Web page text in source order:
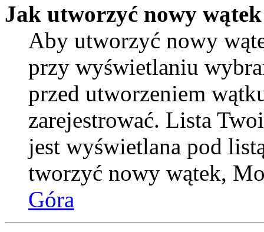
Jak utworzyć nowy
Aby utworzyć nowy
przy wyświetlaniu
przed utworzeniem
zarejestrować. Lista
jest wyświetlana pod
tworzyć nowy wątek,
Góra